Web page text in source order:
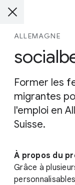
ALLEMAGNE
Former les
migrantes
l'emploi en
Suisse.
À propos du
Grâce à